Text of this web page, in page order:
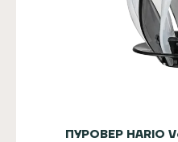
ПУРОВЕР HARIO